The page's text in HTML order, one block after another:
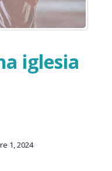
iglesia
1, 2024